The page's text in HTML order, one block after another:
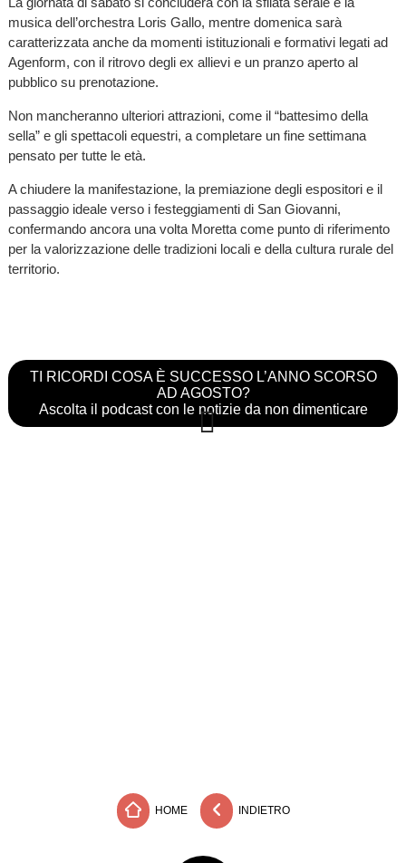
musica dell’orchestra Loris Gallo, mentre domenica sarà
caratterizzata anche da momenti istituzionali e formativi legati ad
Agenform, con il ritrovo degli ex allievi e un pranzo aperto al
pubblico su prenotazione.
Non mancheranno ulteriori attrazioni, come il “battesimo della
sella” e gli spettacoli equestri, a completare un fine settimana
pensato per tutte le età.
A chiudere la manifestazione, la premiazione degli espositori e il
passaggio ideale verso i festeggiamenti di San Giovanni,
confermando ancora una volta Moretta come punto di riferimento
per la valorizzazione delle tradizioni locali e della cultura rurale del
territorio.
TI RICORDI COSA È SUCCESSO L’ANNO SCORSO
AD AGOSTO?
Ascolta il podcast con le notizie da non dimenticare
HOME INDIETRO